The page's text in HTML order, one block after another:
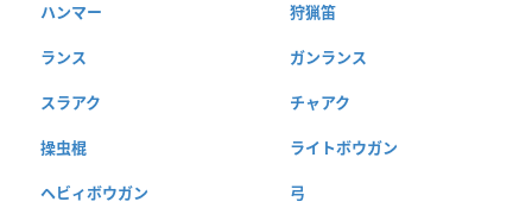
ハンマー 狩猟笛
ランス ガンランス
スラアク チャアク
操虫棍 ライトボウガン
ヘビィボウガン 弓